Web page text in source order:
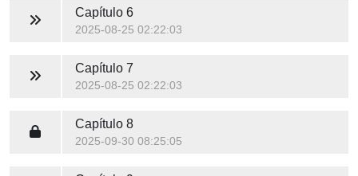
Capítulo 6
2025-08-25 02:22:03
Capítulo 7
2025-08-25 02:22:03
Capítulo 8
2025-09-30 08:25:05